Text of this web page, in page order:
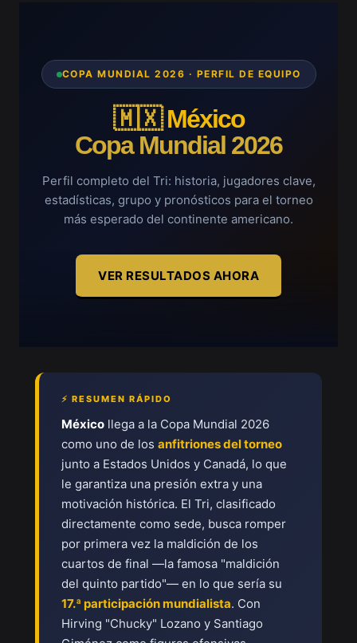
COPA MUNDIAL 2026 · PERFIL DE EQUIPO
🇲🇽México
Copa Mundial 2026
Perfil completo del Tri: historia, jugadores clave,
estadísticas, grupo y pronósticos para el torneo
más esperado del continente americano.
VER RESULTADOS AHORA
⚡ RESUMEN RÁPIDO
México llega a la Copa Mundial 2026
como uno de los anfitriones del torneo
junto a Estados Unidos y Canadá, lo que
le garantiza una presión extra y una
motivación histórica. El Tri, clasificado
directamente como sede, busca romper
por primera vez la maldición de los
cuartos de final —la famosa "maldición
del quinto partido"— en lo que sería su
17.ª participación mundialista. Con
Hirving "Chucky" Lozano y Santiago